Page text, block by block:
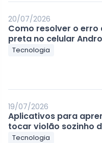
20/07/2026
Como resolver o erro
preta no celular
Tecnologia
19/07/2026
Aplicativos para
tocar violão sozinho
Tecnologia